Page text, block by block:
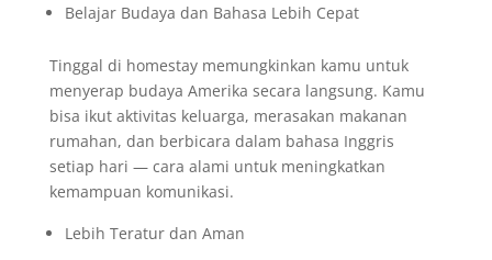
Belajar Budaya dan Bahasa Lebih Cepat
Tinggal di homestay memungkinkan kamu untuk
menyerap budaya Amerika secara langsung. Kamu
bisa ikut aktivitas keluarga, merasakan makanan
rumahan, dan berbicara dalam bahasa Inggris
setiap hari — cara alami untuk meningkatkan
kemampuan komunikasi.
Lebih Teratur dan Aman